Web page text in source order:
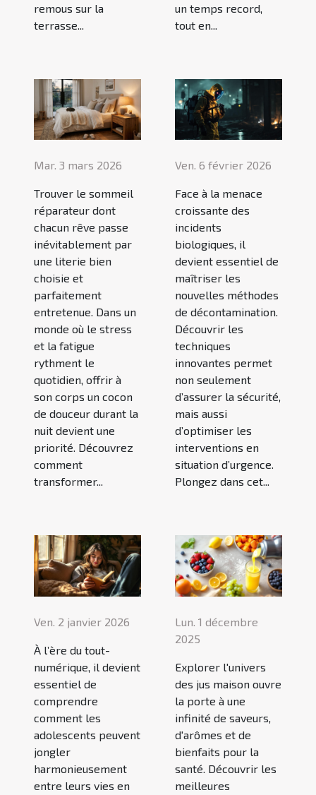
remous sur la
terrasse...
un temps record,
tout en...
Mar. 3 mars 2026
Trouver le sommeil
réparateur dont
chacun rêve passe
inévitablement par
une literie bien
choisie et
parfaitement
entretenue. Dans un
monde où le stress
et la fatigue
rythment le
quotidien, offrir à
son corps un cocon
de douceur durant la
nuit devient une
priorité. Découvrez
comment
transformer...
Ven. 6 février 2026
Face à la menace
croissante des
incidents
biologiques, il
devient essentiel de
maîtriser les
nouvelles méthodes
de décontamination.
Découvrir les
techniques
innovantes permet
non seulement
d’assurer la sécurité,
mais aussi
d’optimiser les
interventions en
situation d’urgence.
Plongez dans cet...
Ven. 2 janvier 2026
À l’ère du tout-
numérique, il devient
essentiel de
comprendre
comment les
adolescents peuvent
jongler
harmonieusement
entre leurs vies en
Lun. 1 décembre
2025
Explorer l'univers
des jus maison ouvre
la porte à une
infinité de saveurs,
d'arômes et de
bienfaits pour la
santé. Découvrir les
meilleures